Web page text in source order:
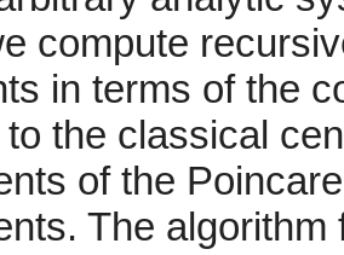
compute
in terms of the
the classical
of the
The